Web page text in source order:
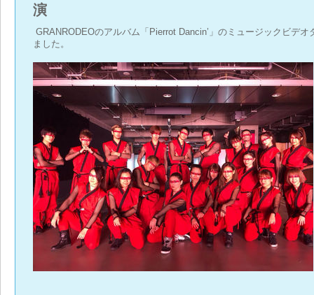
演
GRANRODEOのアルバム「Pierrot Dancin’」のミュージックビデオ
ました。